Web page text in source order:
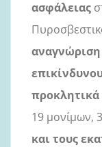
ασφάλειας
19 μονίμων,
και τους